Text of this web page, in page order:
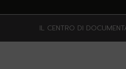
IL CENTRO DI